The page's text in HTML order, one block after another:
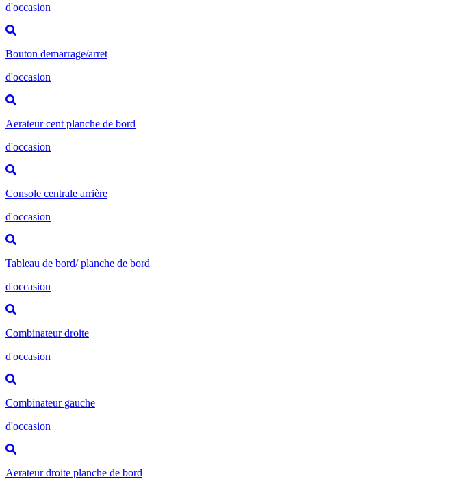
d'occasion
Bouton demarrage/arret
d'occasion
Aerateur cent planche de bord
d'occasion
Console centrale arrière
d'occasion
Tableau de bord/ planche de bord
d'occasion
Combinateur droite
d'occasion
Combinateur gauche
d'occasion
Aerateur droite planche de bord